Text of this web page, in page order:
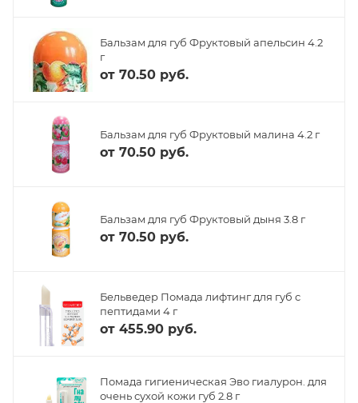
Бальзам для губ Фруктовый апельсин 4.2
г
от 70.50 руб.
Бальзам для губ Фруктовый малина 4.2 г
от 70.50 руб.
Бальзам для губ Фруктовый дыня 3.8 г
от 70.50 руб.
Бельведер Помада лифтинг для губ с
пептидами 4 г
от 455.90 руб.
Помада гигиеническая Эво гиалурон. для
очень сухой кожи губ 2.8 г